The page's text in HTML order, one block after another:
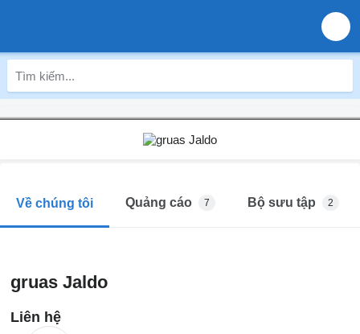
Về chúng tôi Quảng cáo 7 Bộ sưu tập 2
gruas Jaldo
Liên hệ